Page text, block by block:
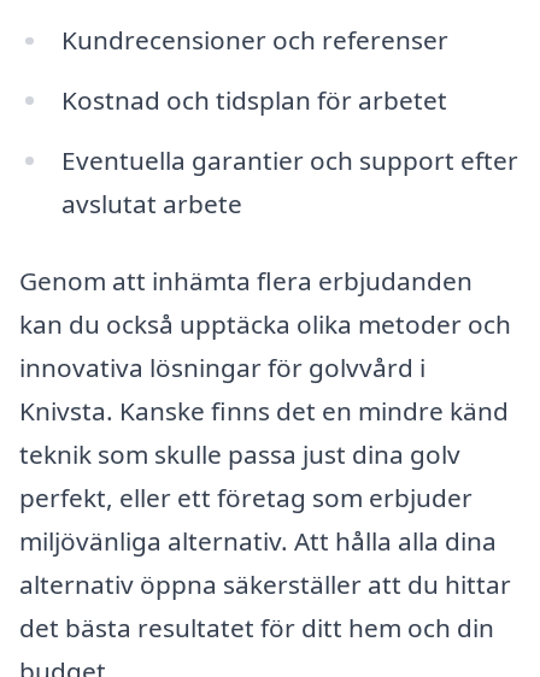
Kundrecensioner och referenser
Kostnad och tidsplan för arbetet
Eventuella garantier och support efter
avslutat arbete
Genom att inhämta flera erbjudanden
kan du också upptäcka olika metoder och
innovativa lösningar för golvvård i
Knivsta. Kanske finns det en mindre känd
teknik som skulle passa just dina golv
perfekt, eller ett företag som erbjuder
miljövänliga alternativ. Att hålla alla dina
alternativ öppna säkerställer att du hittar
det bästa resultatet för ditt hem och din